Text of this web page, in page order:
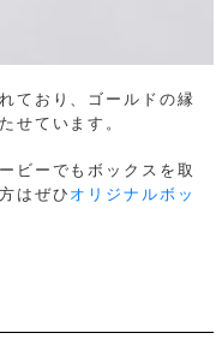
ており、ゴールドの縁
せています。
ビーでもボックスを取
はぜひ オリジナルボッ